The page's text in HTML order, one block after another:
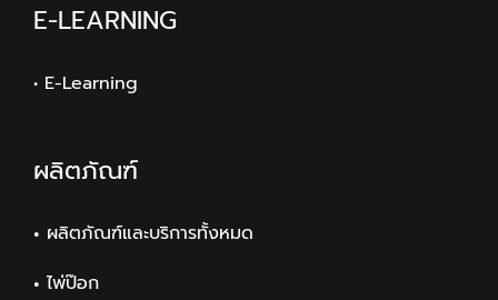
E-LEARNING
• E-Learning
ผลิตภัณฑ์
ผลิตภัณฑ์และบริการทั้งหมด
ไพ่ป๊อก